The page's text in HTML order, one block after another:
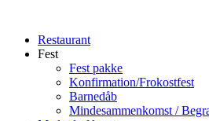
indholdRestaurant
Fest
Fest pakke
Konfirmation/Frokostfest
Barnedåb
Mindesammenkomst /